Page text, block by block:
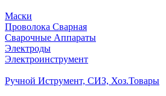
Маски
Проволока Сварная
Сварочные Аппараты
Электроды
Электроинструмент
Ручной Иструмент, СИЗ, Хоз.Товары